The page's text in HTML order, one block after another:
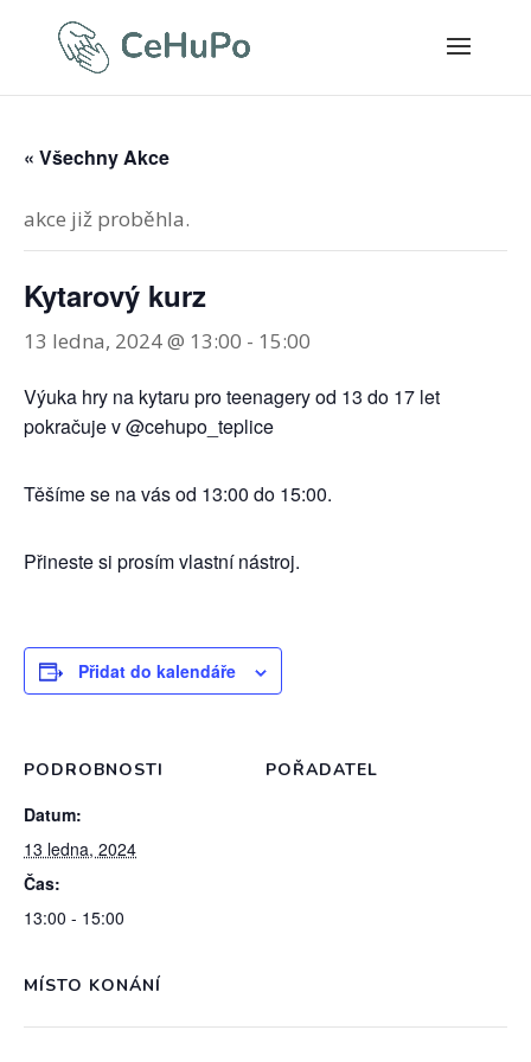
« Všechny Akce
akce již proběhla.
Kytarový kurz
13 ledna, 2024 @ 13:00 - 15:00
Výuka hry na kytaru pro teenagery od 13 do 17 let
pokračuje v @cehupo_teplice
Těšíme se na vás od 13:00 do 15:00.
Přineste si prosím vlastní nástroj.
Přidat do kalendáře
PODROBNOSTI
Datum:
13 ledna, 2024
Čas:
13:00 - 15:00
POŘADATEL
MÍSTO KONÁNÍ